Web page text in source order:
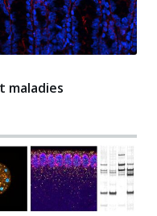
maladies